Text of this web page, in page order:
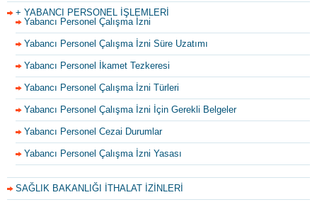
+ YABANCI PERSONEL İŞLEMLERİ
Yabancı Personel Çalışma İzni
Yabancı Personel Çalışma İzni Süre Uzatımı
Yabancı Personel İkamet Tezkeresi
Yabancı Personel Çalışma İzni Türleri
Yabancı Personel Çalışma İzni İçin Gerekli Belgeler
Yabancı Personel Cezai Durumlar
Yabancı Personel Çalışma İzni Yasası
SAĞLIK BAKANLIĞI İTHALAT İZİNLERİ